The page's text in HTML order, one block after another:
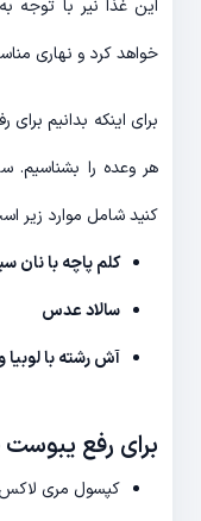
این غذا نیر با
خواهد کرد و نهاری
برای اینکه بدانیم
هر وعده را بشناسیم.
کنید شامل موارد زیر
کلم پاچه با نان
سالاد عدس
آش رشته با لوبیا
برای رفع
کپسول مری لاکس